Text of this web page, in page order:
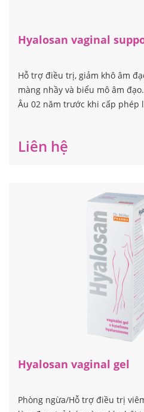
Hyalosan vaginal
Hỗ trợ điều trị, giảm khô âm
màng nhầy và biểu mô âm
Âu 02 năm trước khi cấp phép
Liên hệ
Hyalosan vaginal gel
Phòng ngừa/Hỗ trợ điều trị